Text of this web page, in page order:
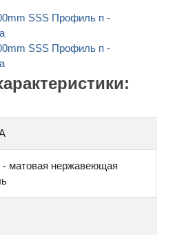
- матовая нержавеющая